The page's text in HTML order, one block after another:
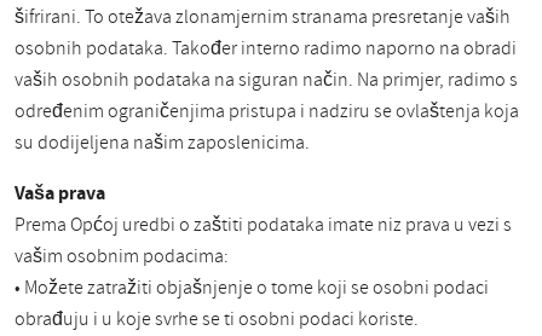
šifrirani. To otežava zlonamjernim stranama presretanje vaših
osobnih podataka. Također interno radimo naporno na obradi
vaših osobnih podataka na siguran način. Na primjer, radimo s
određenim ograničenjima pristupa i nadziru se ovlaštenja koja
su dodijeljena našim zaposlenicima.
Vaša prava
Prema Općoj uredbi o zaštiti podataka imate niz prava u vezi s
vašim osobnim podacima:
• Možete zatražiti objašnjenje o tome koji se osobni podaci
obrađuju i u koje svrhe se ti osobni podaci koriste.